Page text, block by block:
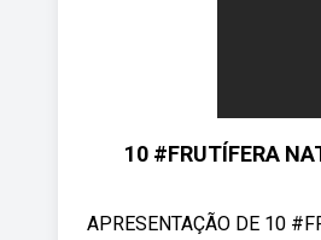
10 #FRUTÍFERA
APRESENTAÇÃO DE 10